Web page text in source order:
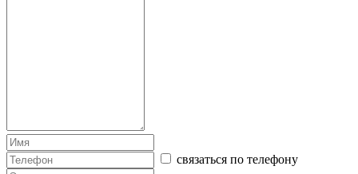
связаться по телефону